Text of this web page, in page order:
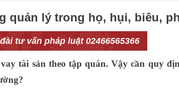
quản lý trong họ, hụi, biêu,
tư vấn pháp luật 02466565366
tài sản theo tập quán. Vậy cần quy